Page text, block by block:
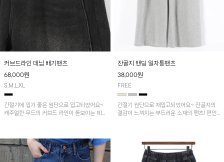
커브드라인 데님 배기팬츠
68,000원
S,M,L,XL
간절기에 입기 좋은 원단으로 입고되었어요~
캐주얼한 무드의 커브드 라인이 돋보이는 데님
잔골지 밴딩 일자통팬츠
38,000원
FREE
간절기 원단으로 재입고되었어요~ 잔골지의
결감이 느껴지는 부드러운 소재의 팬츠! 편안